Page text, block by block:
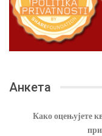
Анкета
Како оцењујете